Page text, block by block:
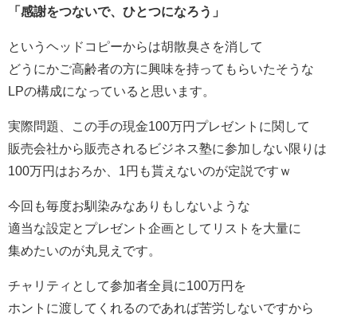
「感謝をつないで、ひとつになろう」
というヘッドコピーからは胡散臭さを消して
どうにかご高齢者の方に興味を持ってもらいたそうな
LPの構成になっていると思います。
実際問題、この手の現金100万円プレゼントに関して
販売会社から販売されるビジネス塾に参加しない限りは
100万円はおろか、1円も貰えないのが定説ですｗ
今回も毎度お馴染みなありもしないような
適当な設定とプレゼント企画としてリストを大量に
集めたいのが丸見えです。
チャリティとして参加者全員に100万円を
ホントに渡してくれるのであれば苦労しないですから